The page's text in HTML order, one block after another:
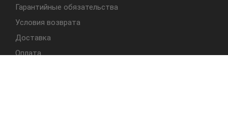
Гарантийные обязательства
Условия возврата
Доставка
Оплата